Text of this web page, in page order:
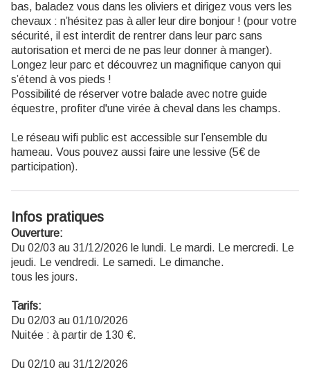
bas, baladez vous dans les oliviers et dirigez vous vers les
chevaux : n’hésitez pas à aller leur dire bonjour ! (pour votre
sécurité, il est interdit de rentrer dans leur parc sans
autorisation et merci de ne pas leur donner à manger).
Longez leur parc et découvrez un magnifique canyon qui
s’étend à vos pieds !
Possibilité de réserver votre balade avec notre guide
équestre, profiter d'une virée à cheval dans les champs.
Le réseau wifi public est accessible sur l’ensemble du
hameau. Vous pouvez aussi faire une lessive (5€ de
participation).
Infos pratiques
Ouverture:
Du 02/03 au 31/12/2026 le lundi. Le mardi. Le mercredi. Le
jeudi. Le vendredi. Le samedi. Le dimanche.
tous les jours.
Tarifs:
Du 02/03 au 01/10/2026
Nuitée : à partir de 130 €.
Du 02/10 au 31/12/2026